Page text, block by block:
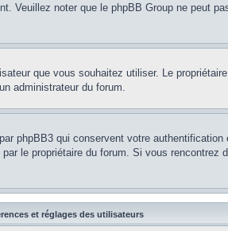
noter que le phpBB Group ne peut
que vous souhaitez utiliser. Le
administrateur du forum.
phpBB3 qui conservent votre
le propriétaire du forum. Si vous rencontrez
et réglages des utilisateurs